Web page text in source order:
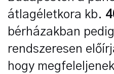
átlagéletkora kb.
bérházakban
rendszeresen
hogy